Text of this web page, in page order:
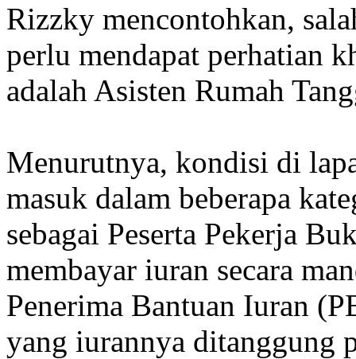
Rizzky mencontohkan,
perlu mendapat perhatian
adalah Asisten Rumah
Menurutnya, kondisi di
masuk dalam beberapa
sebagai Peserta Pekerja
membayar iuran secara
Penerima Bantuan Iuran
yang iurannya ditanggung